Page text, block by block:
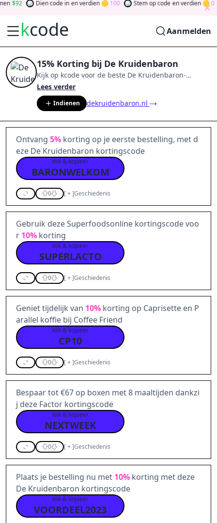
92 Dien code in en verdien 100 Stem op code en verdien 0
kcode Aanmelden
15% Korting bij De Kruidenbaron
Kijk op kcode voor de beste De Kruidenbaron-
aanbiedingen van
community en verdien tokens door bij te dragen via
stemmen, testen, delen en meer. Drehen Sie den
Glücksklee und gewinnen Sie Geld
Lees verder
Indienen dekruidenbaron.nl
Ontvang 5% korting op je eerste bestelling, met d
eze De Kruidenbaron kortingscode
klik & kopieer
BARONWELKOM
0 [+]Geschiedenis
Gebruik deze Superfoodsonline kortingscode voo
r 10% korting
klik & kopieer
SUPERLACTO
0 [+]Geschiedenis
Geniet tijdelijk van 10% korting op Caprisette en P
arallel koffie bij Coffee Friend
klik & kopieer
CP10
0 [+]Geschiedenis
Bespaar tot €67 op boxen met 8 maaltijden dankzi
j deze Factor kortingscode
klik & kopieer
NEXTWEEK
0 [+]Geschiedenis
Plaats je bestelling nu met 10% korting met deze
De Kruidenbaron kortingscode
klik & kopieer
VOORDEEL2023